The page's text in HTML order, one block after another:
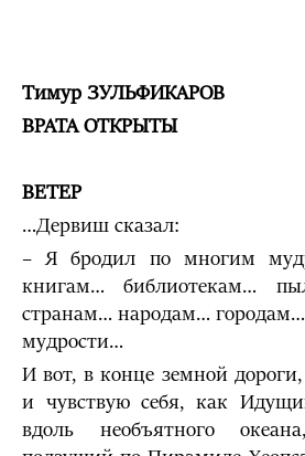
Тимур ЗУЛЬФИКАРОВ
ВРАТА ОТКРЫТЫ
ВЕТЕР
…Дервиш сказал:
– Я бродил по многим
книгам… библиотекам…
странам… народам…
мудрости…
И вот, в конце земной
и чувствую себя, как
вдоль необъятного